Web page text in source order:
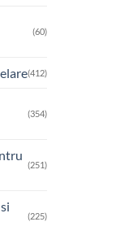
(60)
(412)
(354)
(251)
(225)